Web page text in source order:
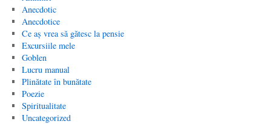
Anecdotic
Anecdotice
Ce aș vrea să gătesc la pensie
Excursiile mele
Goblen
Lucru manual
Plinătate în bunătate
Poezie
Spiritualitate
Uncategorized